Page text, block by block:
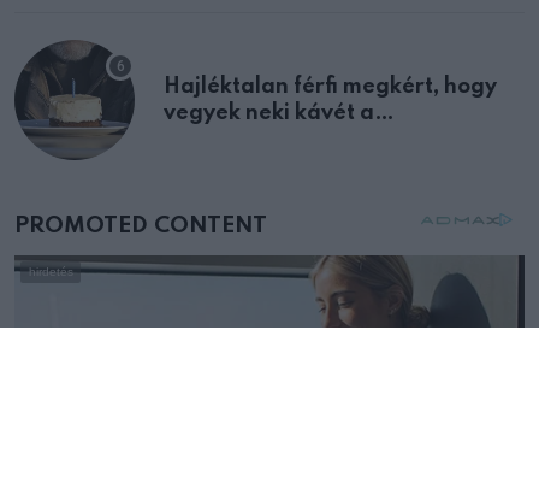
Hajléktalan férfi megkért, hogy
vegyek neki kávét a